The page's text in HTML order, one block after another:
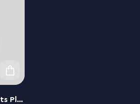
Chrystalino by Shots Planets